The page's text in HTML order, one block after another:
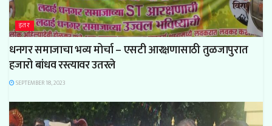
इतर
धनगर समाजाचा भव्य मोर्चा – एसटी आरक्षणासाठी तुळजापुरात
हजारो बांधव रस्त्यावर उतरले
SEPTEMBER 18, 2023